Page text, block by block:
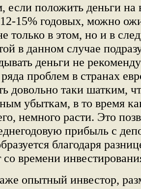
если положить деньги на
12-15% годовых, можно
только в этом, но и в
в данном случае
деньги не
проблем в странах
довольно таки шатким,
убыткам, в то время
немного расти. Это
прибыль с
благодаря
со времени
опытный инвестор,